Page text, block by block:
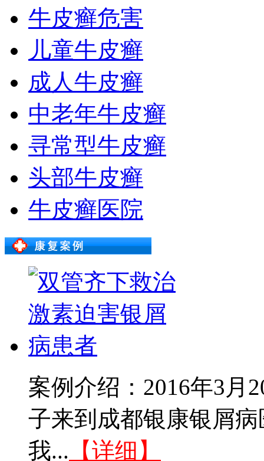
牛皮癣危害
儿童牛皮癣
成人牛皮癣
中老年牛皮癣
寻常型牛皮癣
头部牛皮癣
牛皮癣医院
案例介绍：2016年3月
子来到成都银康银屑
我... 【详细】